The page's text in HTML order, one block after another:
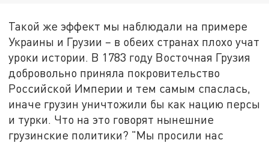
Такой же эффект мы наблюдали на примере
Украины и Грузии – в обеих странах плохо учат
уроки истории. В 1783 году Восточная Грузия
добровольно приняла покровительство
Российской Империи и тем самым спаслась,
иначе грузин уничтожили бы как нацию персы
и турки. Что на это говорят нынешние
грузинские политики? "Мы просили нас